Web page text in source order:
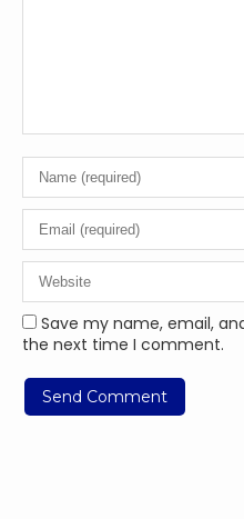
Save my name, email,
the next time I comment.